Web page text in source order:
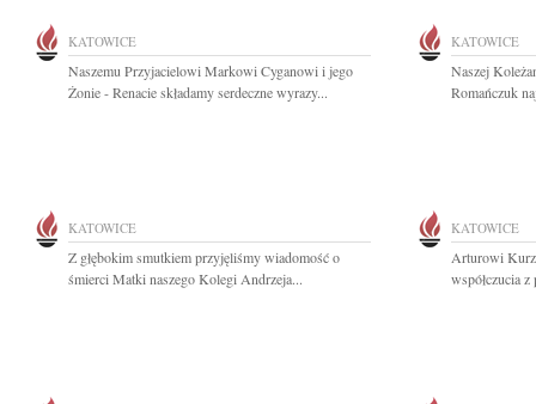
KATOWICE
Naszemu Przyjacielowi Markowi Cyganowi i jego
Żonie - Renacie składamy serdeczne wyrazy...
KATOWICE
Naszej
Romańczuk
KATOWICE
Z głębokim smutkiem przyjęliśmy wiadomość o
śmierci Matki naszego Kolegi Andrzeja...
KATOWICE
Arturowi
współczucia